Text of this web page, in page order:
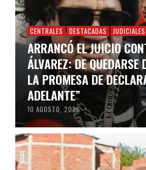
CENTRALES DESTACADAS JUDICIALES
ARRANCÓ EL JUICIO
ÁLVAREZ: DE QUEDARSE
LA PROMESA DE
ADELANTE”
10 AGOSTO, 2026